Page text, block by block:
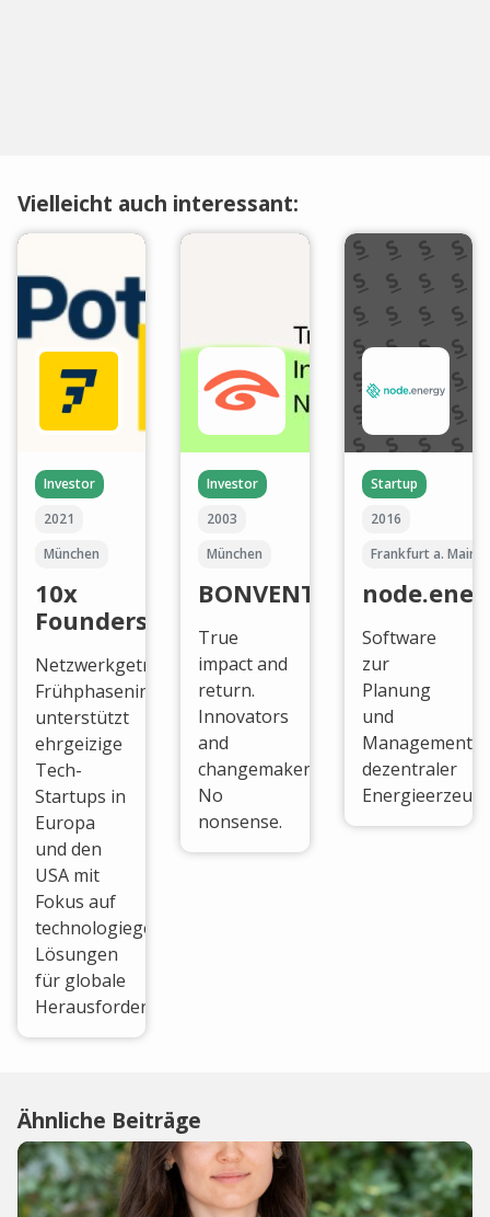
Vielleicht auch interessant:
Investor
2021
München
10x
Founders
Netzwerkgetriebener
Frühphaseninvestor
unterstützt
ehrgeizige
Tech-
Startups in
Europa
und den
USA mit
Fokus auf
technologiegetriebene
Lösungen
für globale
Herausforderungen.
Investor
2003
München
BONVENTURE
True
impact and
return.
Innovators
and
changemakers.
No
nonsense.
Startup
2016
Frankfurt a. Main
Software
zur
Planung
und
Management
dezentraler
Ähnliche Beiträge